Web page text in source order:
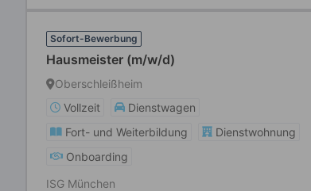
Sofort-Bewerbung
Hausmeister (m/w/d)
Oberschleißheim
Vollzeit
Dienstwagen
Fort- und Weiterbildung
Dienstwohnung
Onboarding
ISG München